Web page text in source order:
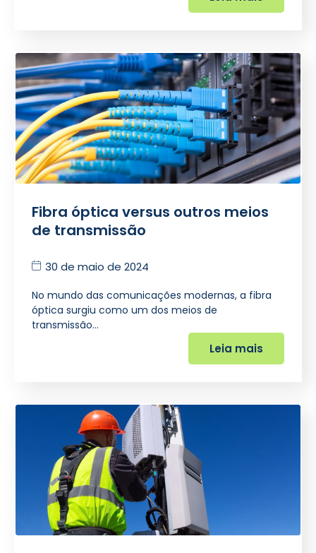
Fibra óptica versus outros meios
de transmissão
30 de maio de 2024
No mundo das comunicações modernas, a fibra
óptica surgiu como um dos meios de
transmissão…
Leia mais